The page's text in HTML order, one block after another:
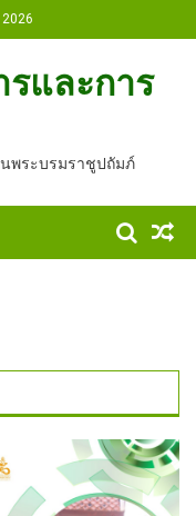
และการ
พระบรมราชูปถัมภ์